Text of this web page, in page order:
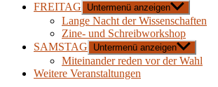
FREITAG
Untermenü anzeigen
Lange Nacht der Wissenschaften
Zine- und Schreibworkshop
SAMSTAG
Untermenü anzeigen
Miteinander reden vor der Wahl
Weitere Veranstaltungen